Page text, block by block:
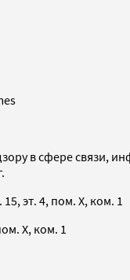
в сфере связи,
эт. 4, пом. X, ком. 1
X, ком. 1